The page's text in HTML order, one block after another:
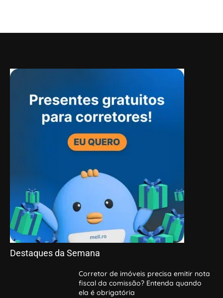
Destaques da Semana
Corretor de imóveis precisa emitir nota
fiscal da comissão? Entenda quando
ela é obrigatória